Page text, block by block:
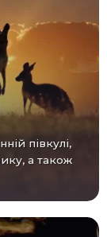
а також